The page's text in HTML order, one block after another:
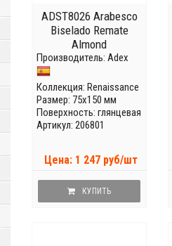
ADST8026 Arabesco
Biselado Remate
Almond
Производитель: Adex
Коллекция: Renaissance
Размер: 75x150 мм
Поверхность: глянцевая
Артикул: 206801
Цена: 1 247 руб/шт
КУПИТЬ